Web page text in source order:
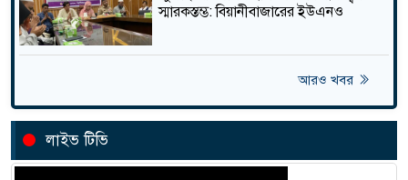
বড়লেখায় জুলাই সনদ বাস্তবায়নের
তাজা
উত্তোলনে ইউপি সদস্যকে জরিমানা,
তাজা
স্মারকস্তম্ভ: বিয়ানীবাজারের ইউএনও
আরও খবর
লাইভ টিভি